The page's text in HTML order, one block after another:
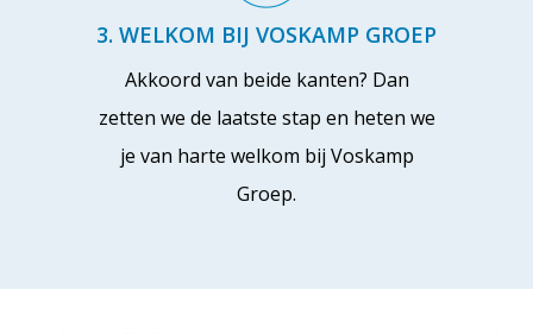
3. WELKOM BIJ VOSKAMP GROEP
Akkoord van beide kanten? Dan
zetten we de laatste stap en heten we
je van harte welkom bij Voskamp
Groep.